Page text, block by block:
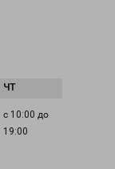
с 10:00 до
19:00